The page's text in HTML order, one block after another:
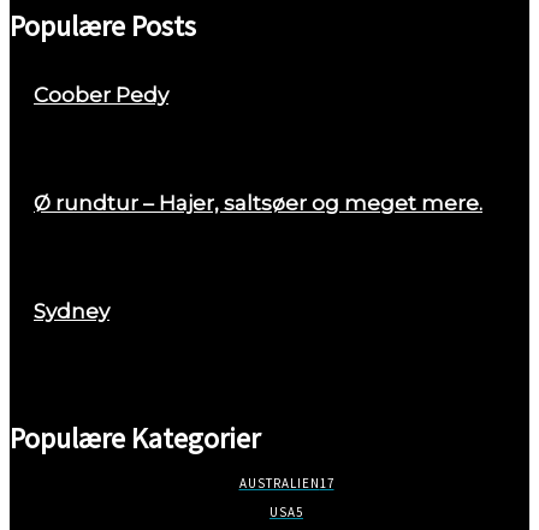
Populære Posts
Coober Pedy
Ø rundtur – Hajer, saltsøer og meget mere.
Sydney
Populære Kategorier
AUSTRALIEN17
USA5